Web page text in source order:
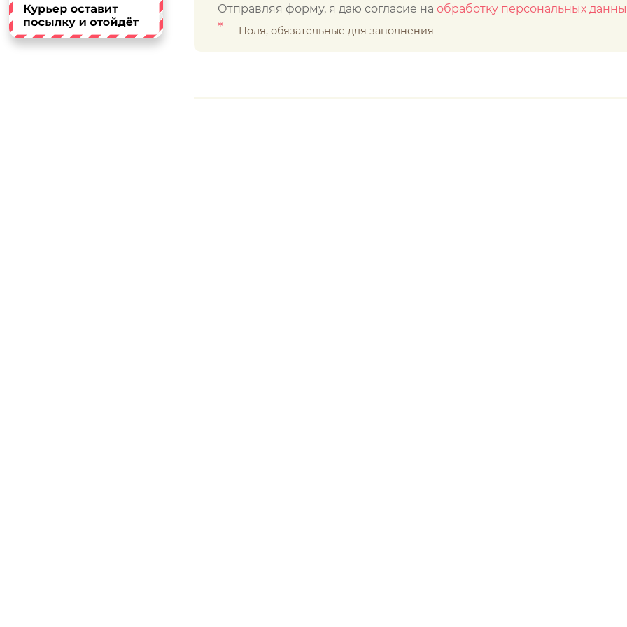
Отправляя форму, я даю согласие наобработку персональных
* — Поля, обязательные для заполнения